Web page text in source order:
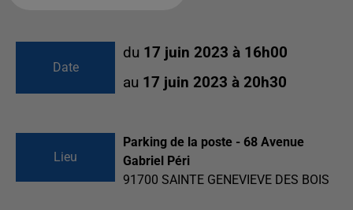
Date
du 17 juin 2023 à 16h00
au 17 juin 2023 à 20h30
Lieu
Parking de la poste - 68 Avenue
Gabriel Péri
91700 SAINTE GENEVIEVE DES BOIS